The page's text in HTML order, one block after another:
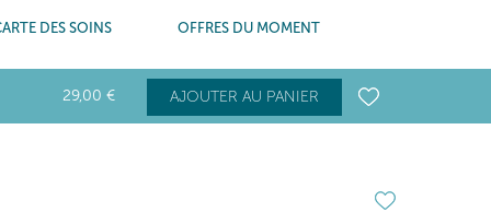
DES SOINS OFFRES DU MOMENT
29,00 € AJOUTER AU PANIER